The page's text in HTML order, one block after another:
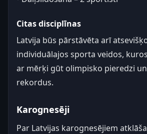
Citas disciplīnas
Latvija būs pārstāvēta arī
individuālajos sporta veidos,
ar mērķi gūt olimpisko pieredzi
rekordus.
Karognesēji
Par Latvijas karognesējiem